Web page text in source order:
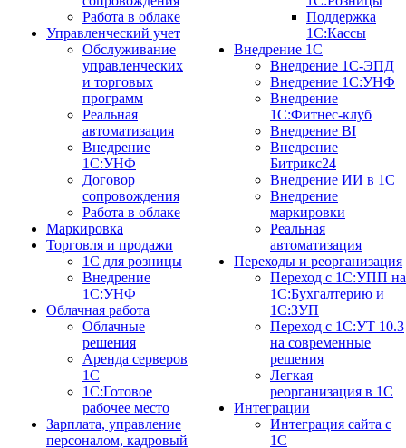
Работа в облаке
Управленческий учет
Обслуживание
управленческих
и торговых
программ
Реальная
автоматизация
Внедрение
1С:УНФ
Договор
сопровождения
Работа в облаке
Маркировка
Торговля и продажи
1С для розницы
Внедрение
1С:УНФ
Облачная работа
Облачные
решения
Аренда серверов
1С
1C:Готовое
рабочее место
Зарплата, управление
персоналом, кадровый
Поддержка
1С:Кассы
Внедрение 1С
Внедрение 1С-ЭПД
Внедрение 1С:УНФ
Внедрение
1С:Фитнес-клуб
Внедрение BI
Внедрение
Битрикс24
Внедрение ИИ в 1С
Внедрение
маркировки
Реальная
автоматизация
Переходы и реорганизация
Переход с 1С:УПП на
1С:Бухгалтерию и
1С:ЗУП
Переход с 1С:УТ 10.3
на современные
решения
Легкая
реорганизация в 1С
Интеграции
Интеграция сайта с
1С